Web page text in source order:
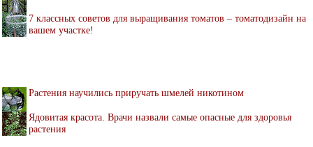
7 классных советов для выращивания томатов – томатодизайн на
вашем участке!
Растения научились приручать шмелей никотином
Ядовитая красота. Врачи назвали самые опасные для здоровья
растения